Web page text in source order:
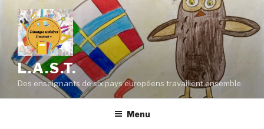
Aller
contenu
principal
L.A.S.T.
Des enseignants de six pays européens travaillent ensemble
Menu